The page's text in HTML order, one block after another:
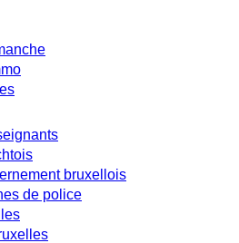
bruxellois
de police